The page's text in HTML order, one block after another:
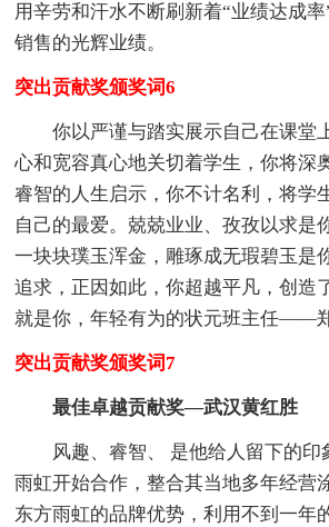
用辛劳和汗水不断刷新着“业绩达成
销售的光辉业绩。
突出贡献奖颁奖词6
你以严谨与踏实展示自己在课堂
心和宽容真心地关切着学生，你将深
睿智的人生启示，你不计名利，将学
自己的最爱。兢兢业业、孜孜以求是
一块块璞玉浑金，雕琢成无瑕碧玉是
追求，正因如此，你超越平凡，创造
就是你，年轻有为的状元班主任——
突出贡献奖颁奖词7
最佳卓越贡献奖—武汉黄红胜
风趣、睿智、 是他给人留下的
雨虹开始合作，整合其当地多年经营
东方雨虹的品牌优势，利用不到一年